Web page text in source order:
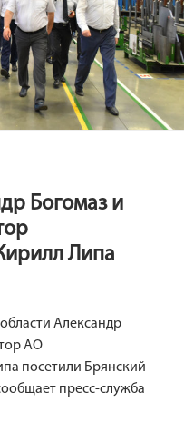
Богомаз и
Липа
Александр
АО
посетили Брянский
пресс-служба